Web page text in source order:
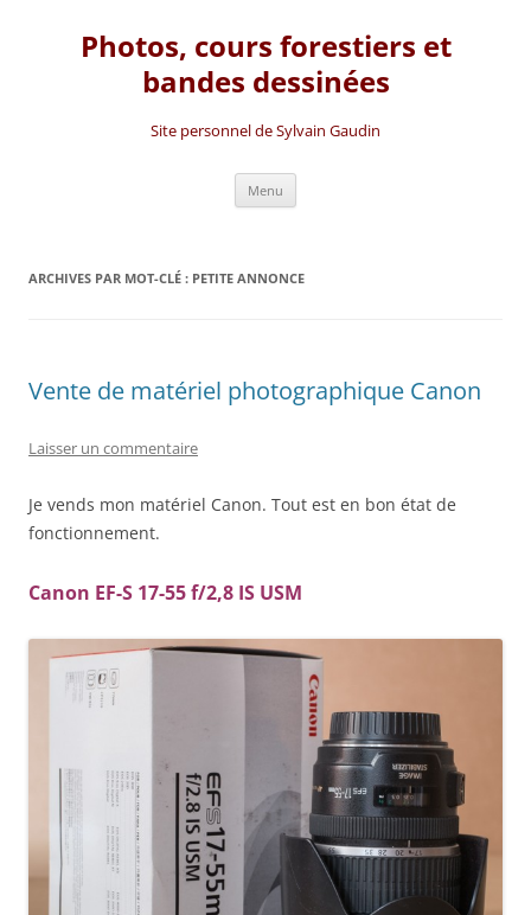
Photos, cours forestiers et
bandes dessinées
Site personnel de Sylvain Gaudin
Menu
ARCHIVES PAR MOT-CLÉ : PETITE ANNONCE
Vente de matériel photographique Canon
Laisser un commentaire
Je vends mon matériel Canon. Tout est en bon état de
fonctionnement.
Canon EF-S 17-55 f/2,8 IS USM